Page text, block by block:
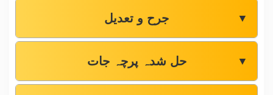
جرح و تعدیل ▼
حل شدہ پرچہ جات ▼